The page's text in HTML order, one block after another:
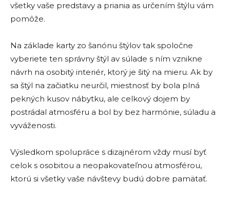
všetky vaše predstavy a priania as určením štýlu vám
pomôže.
Na základe karty zo šanónu štýlov tak spoločne
vyberiete ten správny štýl av súlade s ním vznikne
návrh na osobitý interiér, ktorý je šitý na mieru. Ak by
sa štýl na začiatku neurčil, miestnosť by bola plná
pekných kusov nábytku, ale celkový dojem by
postrádal atmosféru a bol by bez harmónie, súladu a
vyváženosti.
Výsledkom spolupráce s dizajnérom vždy musí byť
celok s osobitou a neopakovateľnou atmosférou,
ktorú si všetky vaše návštevy budú dobre pamätať.